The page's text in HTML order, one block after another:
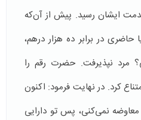
ایشان رسید. پیش از آن‌که
حاضری در برابر ده هزار درهم،
مرد نپذیرفت. حضرت رقم را
کرد. در نهایت فرمود: اکنون
معاوضه نمی‌کنی، پس تو دارایی